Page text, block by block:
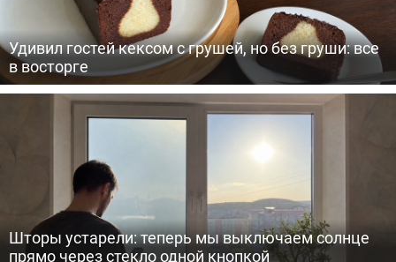
Удивил гостей кексом с грушей, но без груши: все
в восторге
Шторы устарели: теперь мы выключаем солнце
прямо через стекло одной кнопкой